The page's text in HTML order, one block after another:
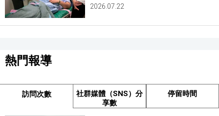
2026.07.22
熱門報導
訪問次數
社群媒體（SNS）分
享數
停留時間